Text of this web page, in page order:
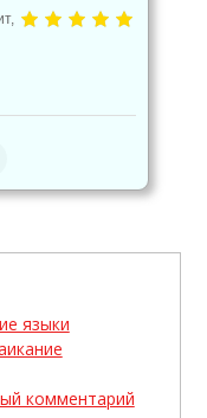
,
языки
заикание
комментарий